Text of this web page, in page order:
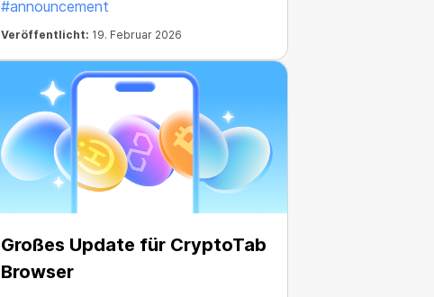
#announcement
Veröffentlicht: 19. Februar 2026
Großes Update für CryptoTab
Browser